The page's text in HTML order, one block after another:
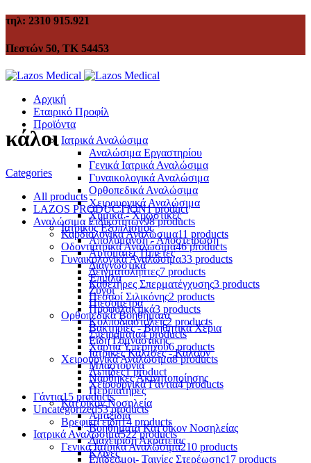
τηλ: 2310 915.921
Πεστών 50, ΤΚ 54453
Αρχική
Εταιρικό Προφίλ
Προϊόντα
Ιατρικά Αναλώσιμα
Αναλώσιμα Εργαστηρίου
Γενικά Ιατρικά Αναλώσιμα
Γυναικολογικά Αναλώσιμα
Ορθοπεδικά Αναλώσιμα
Χειρουργικά Αναλώσιμα
Χημικά - Χρωστικές
Ιατρικός Εξοπλισμός
Απολύμανση - Αποστείρωση
Αυτόματες Πιπέτες
Διαγνωστικά
Έπιπλα
Ζυγοί
Πιεσόμετρα
Ορθοπεδικά Βοηθήματα
Βακτηρίες - Βοηθητικά Χέρια
Είδη Γυμναστικής
Ιατρικές Κάλτσες - Καλσόν
Μπαστούνια
Νάρθηκες Ακινητοποίησης
Περιπατήρες
Κατ'οίκον Νοσηλεία
Αμαξίδια
Βοηθήματα Κατ'οίκον Νοσηλείας
Διαχείριση Ακράτειας
Κλίνες
κάλοι
Categories
All products
LAZOS PRODUCTION1 product
Αναλώσιμα Ειδικοτήτων98 products
Καρδιολογικά Αναλώσιμα11 products
Οδοντιατρικά Αναλώσιμα46 products
Γυναικολογικά Αναλώσιμα33 products
Δειγματολήπτες7 products
Καθετήρες Σπερματέγχυσης3 products
Πεσσοί Σιλικόνης2 products
Προφυλακτικά3 products
Κολποδιαστολείς2 products
Σπειράματα4 products
Χαρτιά Υπερήχου6 products
Χειρουργικά Αναλώσιμα8 products
Λεπίδες1 product
Χειρουργικά Γάντια4 products
Γάντια15 products
Uncategorized53 products
Βρεφικά είδη14 products
Ιατρικά Αναλώσιμα522 products
Γενικά Ιατρικά Αναλώσιμα210 products
Επίδεσμοι- Ταινίες Στερέωσης17 products